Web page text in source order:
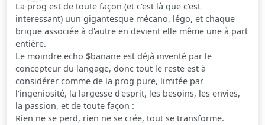
La prog est de toute façon (et c'est là que c'est
interessant) uun gigantesque mécano, légo, et chaque
brique associée à d'autre en devient elle même une à part
entière.
Le moindre echo $banane est déjà inventé par le
concepteur du langage, donc tout le reste est à
considérer comme de la prog pure, limitée par
l'ingeniosité, la largesse d'esprit, les besoins, les envies,
la passion, et de toute façon :
Rien ne se perd, rien ne se crée, tout se transforme.